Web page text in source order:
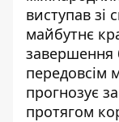
виступав зі
майбутнє
завершення
передовсім
прогнозує
протягом